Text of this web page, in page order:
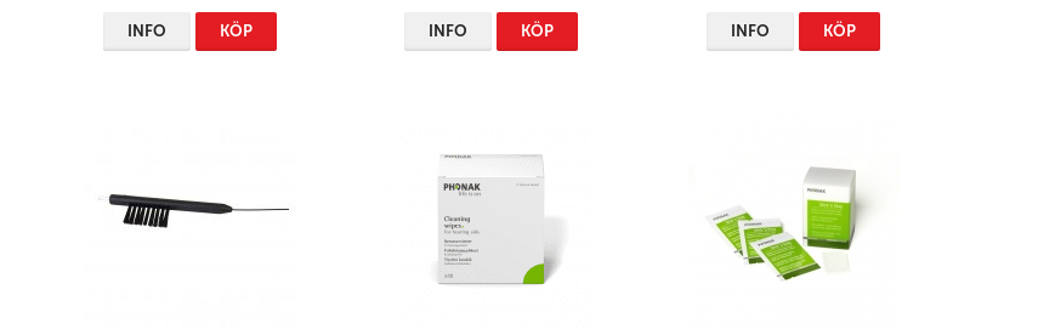
INFO KÖP INFO KÖP INFO KÖP